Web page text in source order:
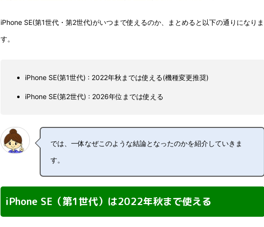
iPhone SE(第1世代・第2世代)がいつまで使えるのか、まとめると以下の通りになりま
す。
iPhone SE(第1世代) : 2022年秋までは使える(機種変更推奨)
iPhone SE(第2世代) : 2026年位までは使える
では、一体なぜこのような結論となったのかを紹介していきま
す。
iPhone SE（第1世代）は2022年秋まで使える